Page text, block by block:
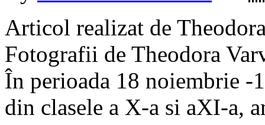
Articol realizat de
Fotografii de Theodora
În perioada 18 noiembrie -
din clasele a X-a si aXI-a,